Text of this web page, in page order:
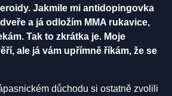
Jakmile mi antidopingovka
a já odložím MMA rukavice,
Tak to zkrátka je. Moje
ale já vám upřímně říkám, že se
důchodu si ostatně zvolili